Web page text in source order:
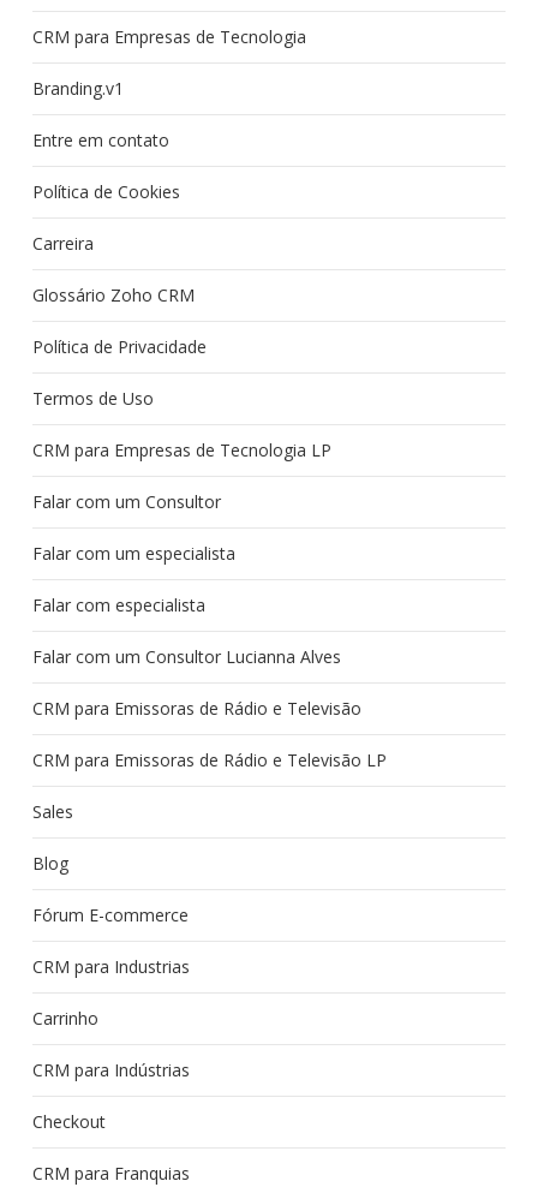
CRM para Empresas de Tecnologia
Branding.v1
Entre em contato
Política de Cookies
Carreira
Glossário Zoho CRM
Política de Privacidade
Termos de Uso
CRM para Empresas de Tecnologia LP
Falar com um Consultor
Falar com um especialista
Falar com especialista
Falar com um Consultor Lucianna Alves
CRM para Emissoras de Rádio e Televisão
CRM para Emissoras de Rádio e Televisão LP
Sales
Blog
Fórum E-commerce
CRM para Industrias
Carrinho
CRM para Indústrias
Checkout
CRM para Franquias